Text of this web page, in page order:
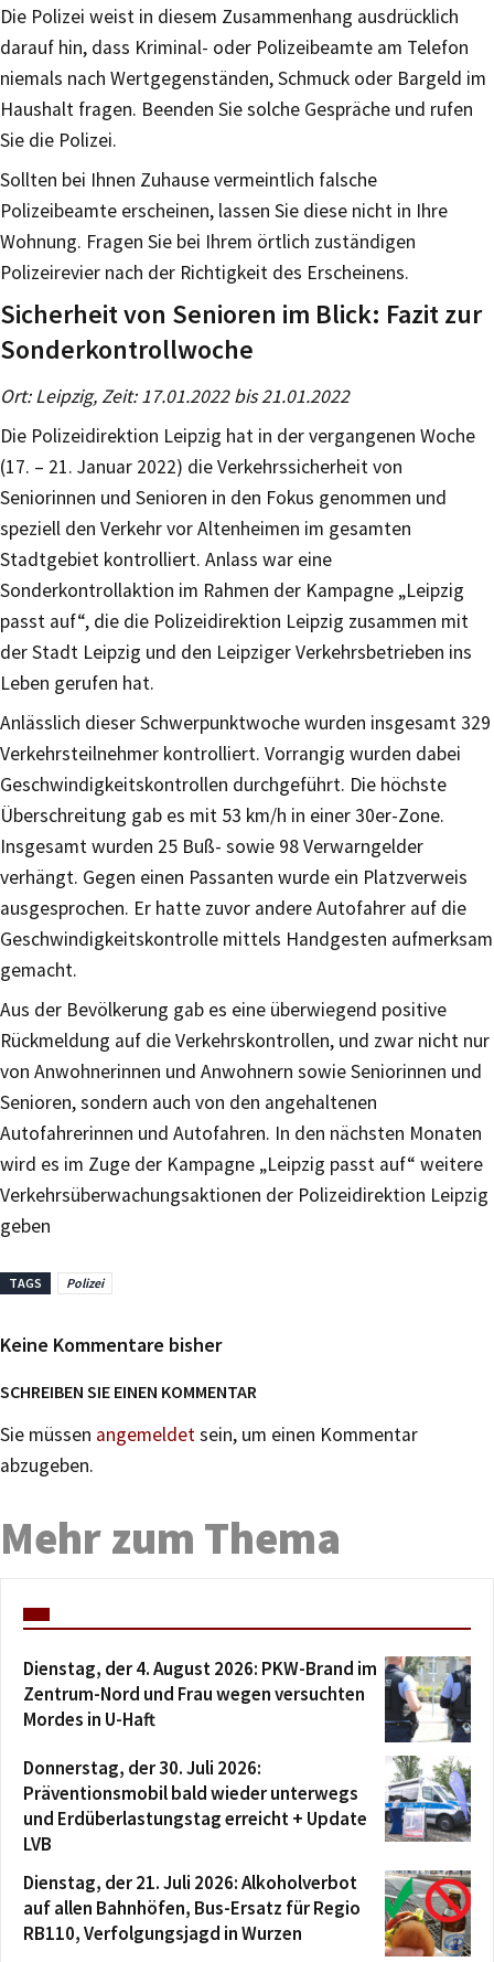
Die Polizei weist in diesem Zusammenhang ausdrücklich
darauf hin, dass Kriminal- oder Polizeibeamte am Telefon
niemals nach Wertgegenständen, Schmuck oder Bargeld im
Haushalt fragen. Beenden Sie solche Gespräche und rufen
Sie die Polizei.
Sollten bei Ihnen Zuhause vermeintlich falsche
Polizeibeamte erscheinen, lassen Sie diese nicht in Ihre
Wohnung. Fragen Sie bei Ihrem örtlich zuständigen
Polizeirevier nach der Richtigkeit des Erscheinens.
Sicherheit von Senioren im Blick: Fazit zur
Sonderkontrollwoche
Ort: Leipzig, Zeit: 17.01.2022 bis 21.01.2022
Die Polizeidirektion Leipzig hat in der vergangenen Woche
(17. – 21. Januar 2022) die Verkehrssicherheit von
Seniorinnen und Senioren in den Fokus genommen und
speziell den Verkehr vor Altenheimen im gesamten
Stadtgebiet kontrolliert. Anlass war eine
Sonderkontrollaktion im Rahmen der Kampagne „Leipzig
passt auf“, die die Polizeidirektion Leipzig zusammen mit
der Stadt Leipzig und den Leipziger Verkehrsbetrieben ins
Leben gerufen hat.
Anlässlich dieser Schwerpunktwoche wurden insgesamt 329
Verkehrsteilnehmer kontrolliert. Vorrangig wurden dabei
Geschwindigkeitskontrollen durchgeführt. Die höchste
Überschreitung gab es mit 53 km/h in einer 30er-Zone.
Insgesamt wurden 25 Buß- sowie 98 Verwarngelder
verhängt. Gegen einen Passanten wurde ein Platzverweis
ausgesprochen. Er hatte zuvor andere Autofahrer auf die
Geschwindigkeitskontrolle mittels Handgesten aufmerksam
gemacht.
Aus der Bevölkerung gab es eine überwiegend positive
Rückmeldung auf die Verkehrskontrollen, und zwar nicht nur
von Anwohnerinnen und Anwohnern sowie Seniorinnen und
Senioren, sondern auch von den angehaltenen
Autofahrerinnen und Autofahren. In den nächsten Monaten
wird es im Zuge der Kampagne „Leipzig passt auf“ weitere
Verkehrsüberwachungsaktionen der Polizeidirektion Leipzig
geben
TAGS Polizei
Keine Kommentare bisher
SCHREIBEN SIE EINEN KOMMENTAR
Sie müssen angemeldetsein, um einen Kommentar
abzugeben.
Mehr zum Thema
Dienstag, der 4. August 2026: PKW-Brand im
Zentrum-Nord und Frau wegen versuchten
Mordes in U-Haft
Donnerstag, der 30. Juli 2026:
Präventionsmobil bald wieder unterwegs
und Erdüberlastungstag erreicht + Update
LVB
Dienstag, der 21. Juli 2026: Alkoholverbot
auf allen Bahnhöfen, Bus-Ersatz für Regio
RB110, Verfolgungsjagd in Wurzen